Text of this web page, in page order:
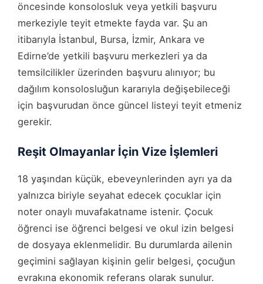
öncesinde konsolosluk veya yetkili başvuru
merkeziyle teyit etmekte fayda var. Şu an
itibarıyla İstanbul, Bursa, İzmir, Ankara ve
Edirne’de yetkili başvuru merkezleri ya da
temsilcilikler üzerinden başvuru alınıyor; bu
dağılım konsolosluğun kararıyla değişebileceği
için başvurudan önce güncel listeyi teyit etmeniz
gerekir.
Reşit Olmayanlar İçin Vize İşlemleri
18 yaşından küçük, ebeveynlerinden ayrı ya da
yalnızca biriyle seyahat edecek çocuklar için
noter onaylı muvafakatname istenir. Çocuk
öğrenci ise öğrenci belgesi ve okul izin belgesi
de dosyaya eklenmelidir. Bu durumlarda ailenin
geçimini sağlayan kişinin gelir belgesi, çocuğun
evrakına ekonomik referans olarak sunulur.